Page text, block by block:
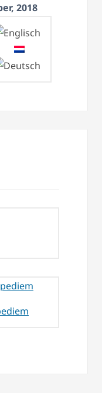
2018